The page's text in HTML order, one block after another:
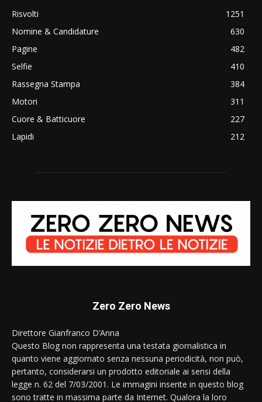
Risvolti
1251
Nomine & Candidature
630
Pagine
482
Selfie
410
Rassegna Stampa
384
Motori
311
Cuore & Batticuore
227
Lapidi
212
Zero Zero News
Direttore Gianfranco D’Anna
Questo Blog non rappresenta una testata giornalistica in
quanto viene aggiornato senza nessuna periodicità, non può,
pertanto, considerarsi un prodotto editoriale ai sensi della
legge n. 62 del 7/03/2001. Le immagini inserite in questo blog
sono tratte in massima parte da Internet. Qualora la loro